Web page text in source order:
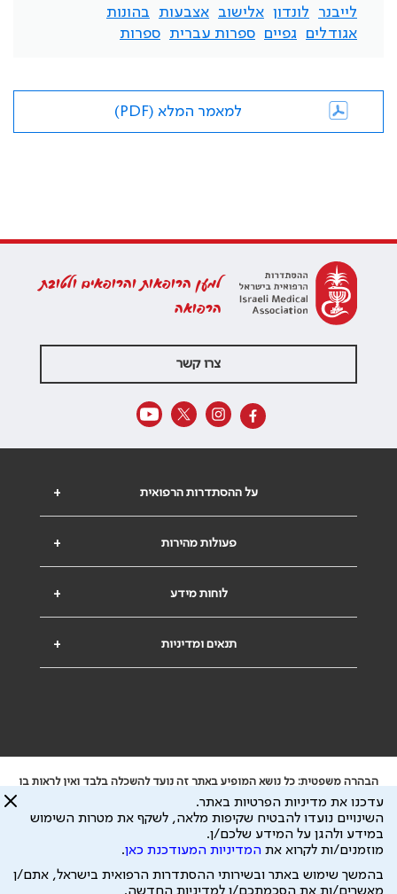
לייבנר
לונדון אלישוב אצבעות
בהונות
אגודלים
גפיים ספרות עברית ספרות
למאמר המלא (PDF)
למען הרופאות והרופאים ולטובת
הרפואה
צרו קשר
+ על ההסתדרות הרפואית
+ פעולות מהירות
+ לוחות מידע
+ תנאים ומדיניות
הבהרה משפטית: כל נושא המופיע באתר זה נועד להשכלה בלבד ואין לראות בו
ייעוץ רפואי או משפטי. אין הר"י אחראית לתוכן המתפרסם באתר זה ולכל נזק
שעלול להיגרם.
ידוע לי שהר"י אוספת ושומרת מידע אישי לצורך מתן השרות וכי חלק ממנו עשוי
להיות מועבר לצדדים שלישיים, הכל בכפוף למדיניות הפרטיות
פיתוח ע"י עיצוב ע"י
עדכנו את מדיניות הפרטיות באתר.
השינויים נועדו להבטיח שקיפות מלאה, לשקף את מטרות השימוש
במידע ולהגן על המידע שלכם/ן.
מוזמנים/ות לקרוא את המדיניות המעודכנת כאן.
בהמשך שימוש באתר ובשירותי ההסתדרות הרפואית בישראל, אתם/ן